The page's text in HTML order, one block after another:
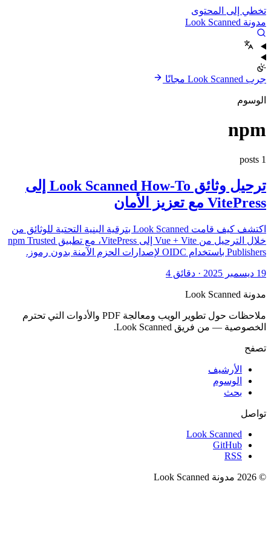
تخطي إلى المحتوى
مدونة Look Scanned
جرب Look Scanned مجانًا
الوسوم
npm
1 posts
ترحيل وثائق Look Scanned How-To إلى
VitePress مع تعزيز الأمان
اكتشف كيف قامت Look Scanned بترقية البنية التحتية للوثائق من
خلال الترحيل من Vue + Vite إلى VitePress، مع تطبيق npm Trusted
Publishers باستخدام OIDC لإصدارات الحزم الآمنة بدون رموز.
19 ديسمبر 2025 · دقائق 4
مدونة Look Scanned
ملاحظات حول تطوير الويب ومعالجة PDF والأدوات التي تحترم
الخصوصية — من فريق Look Scanned.
تصفح
الأرشيف
الوسوم
بحث
تواصل
Look Scanned
GitHub
RSS
© 2026 مدونة Look Scanned